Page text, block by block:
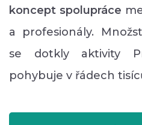
koncept spolupráce
a profesionály.
se dotkly aktivity
pohybuje v řádech